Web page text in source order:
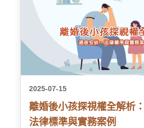
2025-07-15
離婚後小孩探視權全解析
法律標準與實務案例